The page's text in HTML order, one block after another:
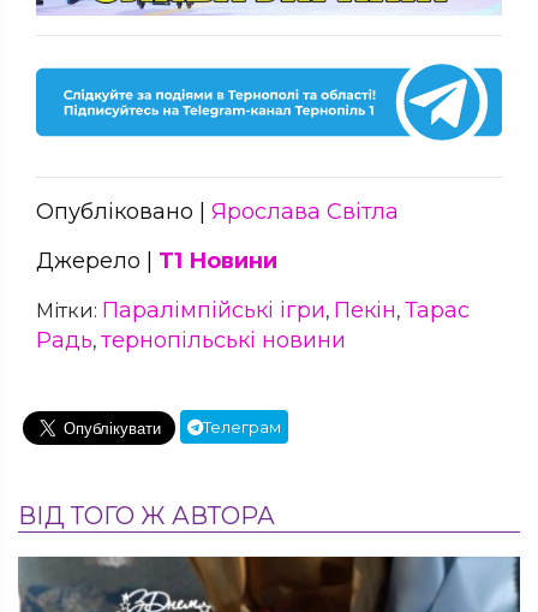
Опубліковано | Ярослава Світла
Джерело | Т1 Новини
Мітки: Паралімпійські ігри, Пекін, Тарас
Радь, тернопільські новини
Телеграм
ВІД ТОГО Ж АВТОРА